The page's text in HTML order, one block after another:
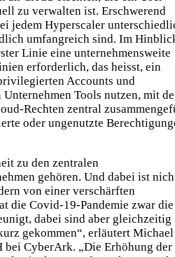
zu verwalten ist. Erschwerend
jedem Hyperscaler
umfangreich sind. Im
Linie eine unternehmensweite
erforderlich, das heisst, ein
Accounts und
Tools nutzen, mit
Rechten zentral
oder ungenutzte
zu den zentralen
gehören. Und dabei ist
von einer verschärften
die Covid-19-Pandemie zwar die
dabei sind aber gleichzeitig
gekommen“, erläutert Michael
CyberArk. „Die Erhöhung der